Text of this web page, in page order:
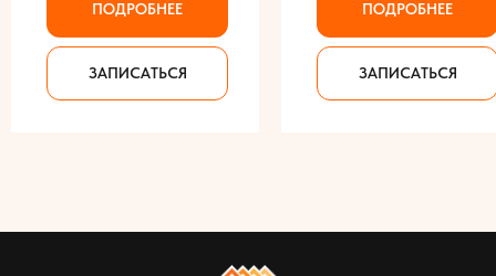
ПОДРОБНЕЕ
ЗАПИСАТЬСЯ
ПОДРОБНЕЕ
ЗАПИСАТЬСЯ